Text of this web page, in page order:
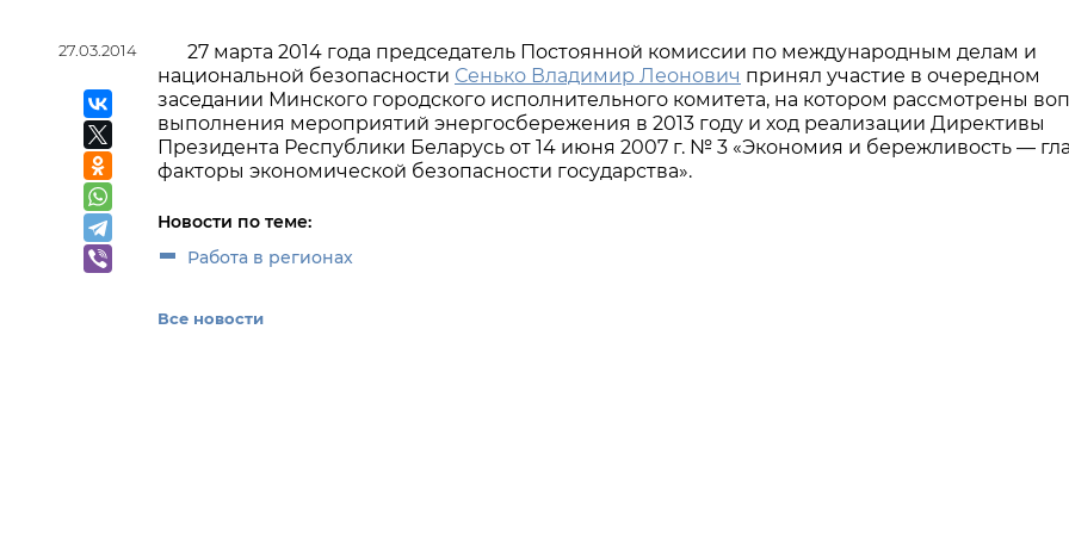
27.03.2014
27 марта 2014 года председатель Постоянной комиссии по международным делам и
национальной безопасности Сенько Владимир Леонович принял участие в очередном
заседании Минского городского исполнительного комитета, на котором рассмотрены
выполнения мероприятий энергосбережения в 2013 году и ход реализации Директивы
Президента Республики Беларусь от 14 июня 2007 г. № 3 «Экономия и бережливость —
факторы экономической безопасности государства».
Новости по теме:
Работа в регионах
Все новости